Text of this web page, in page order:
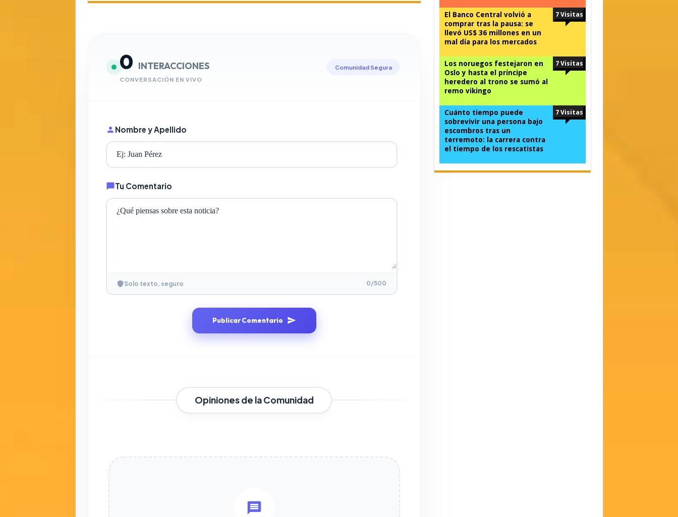
0 INTERACCIONES
CONVERSACIÓN EN VIVO
Comunidad Segura
Nombre y Apellido
Tu Comentario
Solo texto, seguro 0/500
Publicar Comentario
Opiniones de la Comunidad
El Banco Central volvió a
comprar tras la pausa: se
llevó US$ 36 millones en un
mal día para los mercados
7 Visitas
Los noruegos festejaron en
Oslo y hasta el príncipe
heredero al trono se sumó al
remo vikingo
7 Visitas
Cuánto tiempo puede
sobrevivir una persona bajo
escombros tras un
terremoto: la carrera contra
el tiempo de los rescatistas
7 Visitas